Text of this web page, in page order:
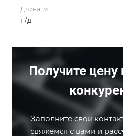
Длина, м
н/д
Получите
Заполните свои
свяжемся с вами и